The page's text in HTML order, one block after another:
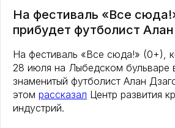
На фестиваль «Все
прибудет футболист
На фестиваль «Все сюда!» (0+),
28 июля на Лыбедском бульваре
знаменитый футболист Алан
этом рассказал Центр развития
индустрий.